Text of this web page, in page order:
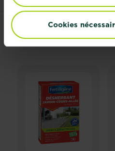
Cookies
PRODUITS